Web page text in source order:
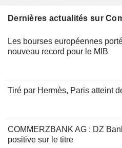
Dernières actualités sur
Les bourses européennes
nouveau record pour le MIB
Tiré par Hermès, Paris atteint
COMMERZBANK AG : DZ
positive sur le titre